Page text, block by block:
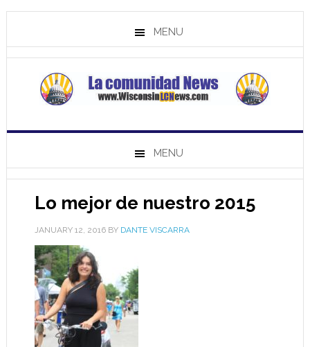
MENU
MENU
Lo mejor de nuestro 2015
JANUARY 12, 2016BY DANTE VISCARRA